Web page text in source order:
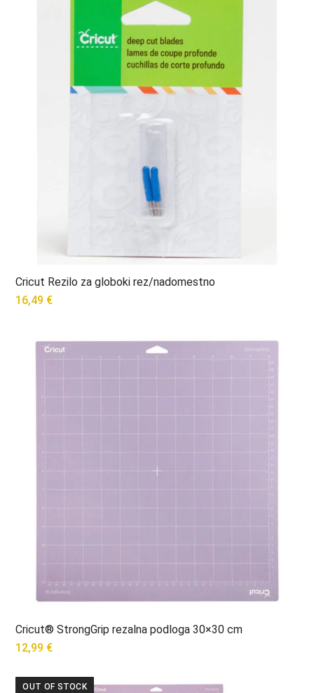
Cricut Rezilo za globoki rez/nadomestno
16,49 €
Cricut® StrongGrip rezalna podloga 30×30 cm
12,99 €
OUT OF STOCK